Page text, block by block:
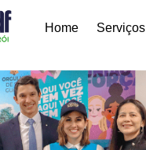
Home Serviços